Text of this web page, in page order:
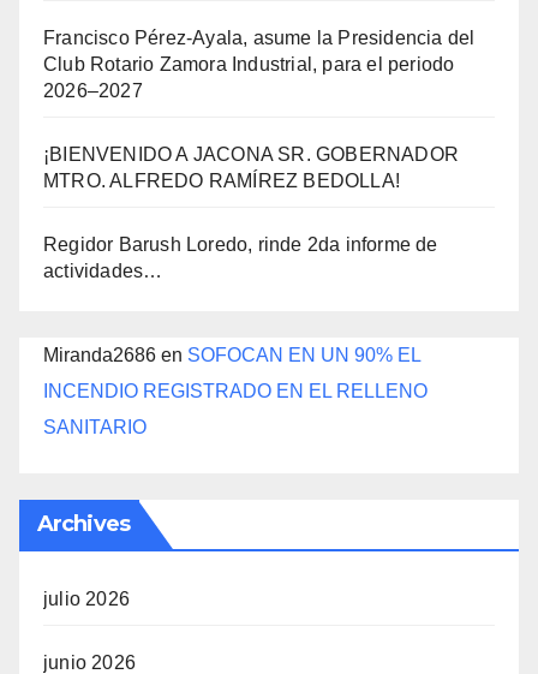
Francisco Pérez-Ayala, asume la Presidencia del
Club Rotario Zamora Industrial, para el periodo
2026–2027
¡BIENVENIDO A JACONA SR. GOBERNADOR
MTRO. ALFREDO RAMÍREZ BEDOLLA!
Regidor Barush Loredo, rinde 2da informe de
actividades…
Miranda2686 en SOFOCAN EN UN 90% EL
INCENDIO REGISTRADO EN EL RELLENO
SANITARIO
Archives
julio 2026
junio 2026